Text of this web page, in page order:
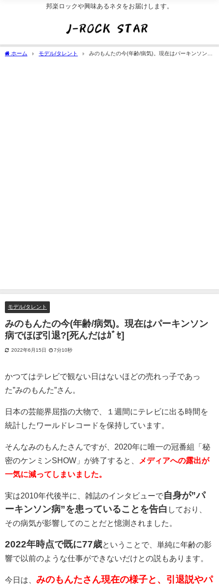
邦楽ロックや興味あるネタをお届けします。
ホーム モデル/タレント
みのもんたの今(年齢/病気)。現在はパーキンソン病
モデル/タレント
みのもんたの今(年齢/病気)。現在はパーキンソン
病でほぼ引退?[死んだはｶﾞｾ]
2022年6月15日 7分10秒
かつてはテレビで観ない日はないほどの売れっ子であっ
た”みのもんた”さん。
日本の芸能界屈指の大物で、１週間にテレビに出る時間を
統計したワールドレコードを保持しています。
そんなみのもんたさんですが、2020年に唯一の冠番組「 秘
密のケンミンSHOW」が終了すると、
メディアへの露出が
一気に減ってしまいました。
実は2010年代後半に、雑誌のインタビューで自身が”パ
ーキンソン病”を患っていることを告白 しており、
その病気が影響してのことだと憶測されました。
2022年時点で既に77歳ということで、単純に年齢の影
響で以前のような仕事ができないだけとの説もあります。
今日は、 みのもんたさん現在の様子と、引退説やパ